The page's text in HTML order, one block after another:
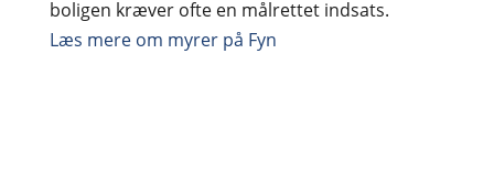
boligen kræver ofte en målrettet indsats.
Læs mere om myrer på Fyn